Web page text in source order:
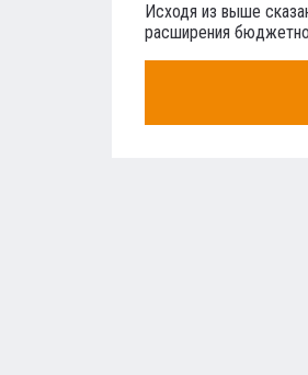
Исходя из выше
расширения